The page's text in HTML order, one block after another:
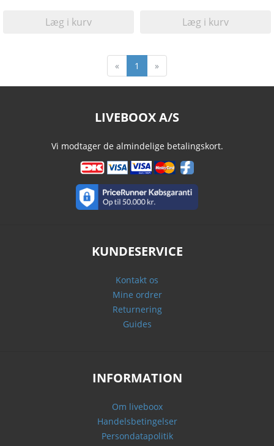
Læg i kurv Læg i kurv
« 1 »
LIVEBOOX A/S
Vi modtager de almindelige betalingskort.
KUNDESERVICE
Kontakt os
Mine ordrer
Returnering
Guides
INFORMATION
Om liveboox
Handelsbetingelser
Persondatapolitik